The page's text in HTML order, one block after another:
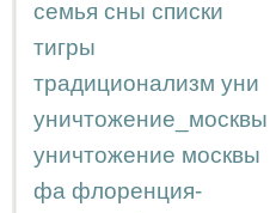
семья сны списки
тигры
традиционализм уни
уничтожение_москвы
уничтожение москвы
фа флоренция-